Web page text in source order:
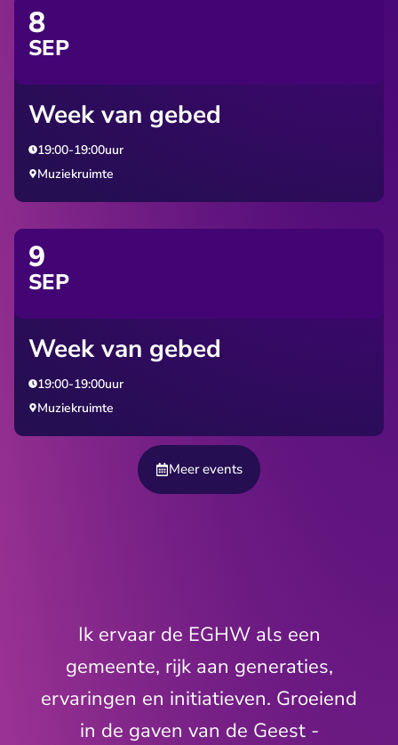
8
SEP
Week van gebed
19:00-19:00uur
Muziekruimte
9
SEP
Week van gebed
19:00-19:00uur
Muziekruimte
Meer events
Ik ervaar de EGHW als een
gemeente, rijk aan generaties,
ervaringen en initiatieven.
in de gaven van de Geest -